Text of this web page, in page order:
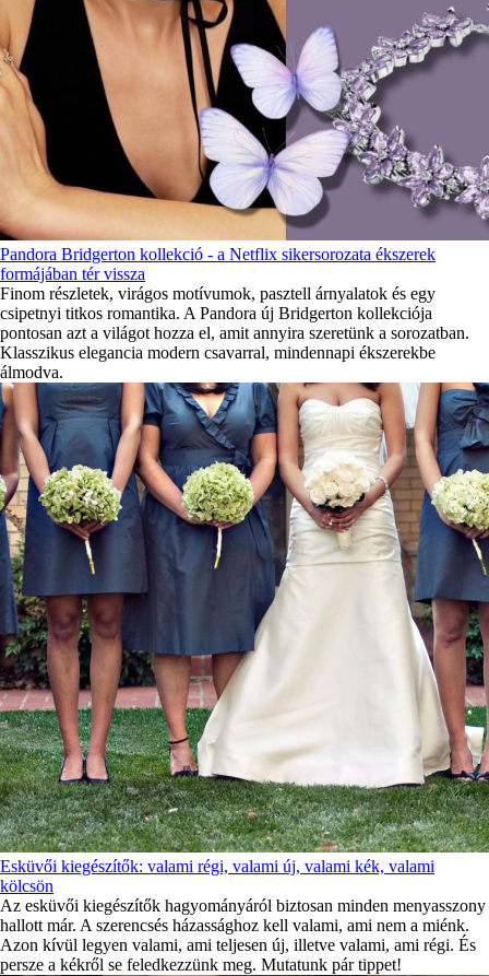
Pandora Bridgerton kollekció - a Netflix sikersorozata ékszerek
formájában tér vissza
Finom részletek, virágos motívumok, pasztell árnyalatok és egy
csipetnyi titkos romantika. A Pandora új Bridgerton kollekciója
pontosan azt a világot hozza el, amit annyira szeretünk a sorozatban.
Klasszikus elegancia modern csavarral, mindennapi ékszerekbe
álmodva.
Esküvői kiegészítők: valami régi, valami új, valami kék, valami
kölcsön
Az esküvői kiegészítők hagyományáról biztosan minden menyasszony
hallott már. A szerencsés házassághoz kell valami, ami nem a miénk.
Azon kívül legyen valami, ami teljesen új, illetve valami, ami régi. És
persze a kékről se feledkezzünk meg. Mutatunk pár tippet!